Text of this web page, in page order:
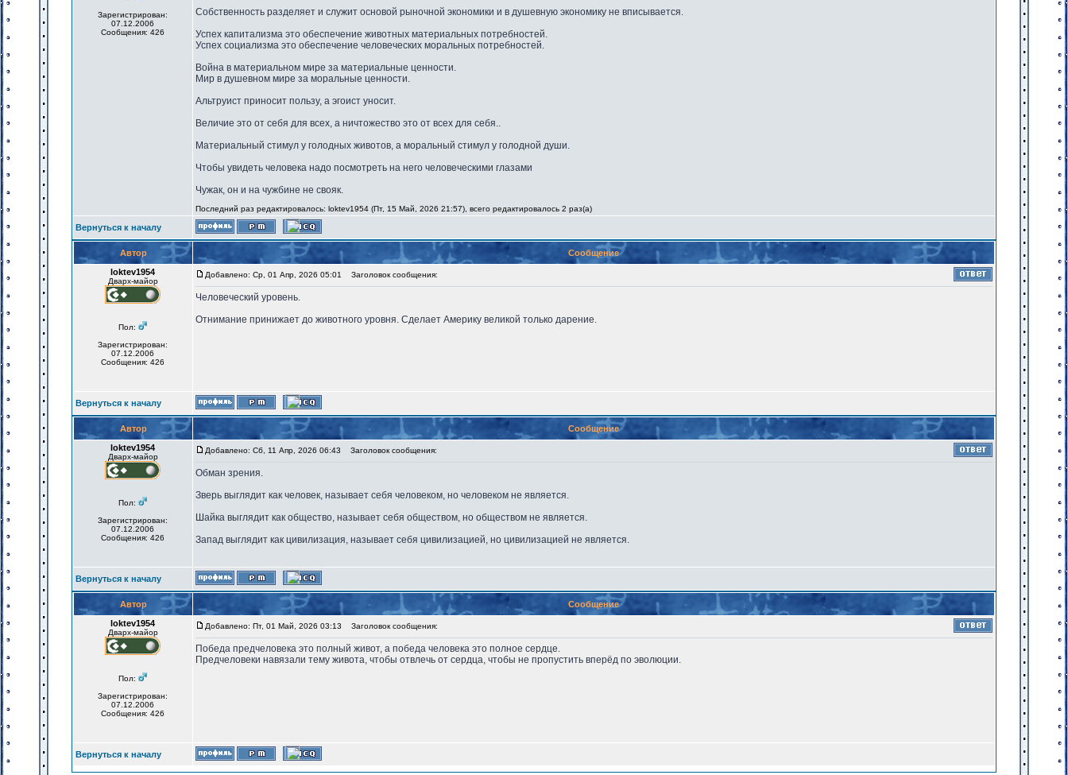
Зарегистрирован:
07.12.2006
Сообщения: 426
Собственность разделяет и служит основой рыночной экономики и в душевную экономику не вписывается.
Успех капитализма это обеспечение животных материальных потребностей.
Успех социализма это обеспечение человеческих моральных потребностей.
Война в материальном мире за материальные ценности.
Мир в душевном мире за моральные ценности.
Альтруист приносит пользу, а эгоист уносит.
Величие это от себя для всех, а ничтожество это от всех для себя..
Материальный стимул у голодных животов, а моральный стимул у голодной души.
Чтобы увидеть человека надо посмотреть на него человеческими глазами
Чужак, он и на чужбине не свояк.
Последний раз редактировалось: loktev1954 (Пт, 15 Май, 2026 21:57), всего редактировалось 2 раз(а)
Вернуться к началу
Автор
Сообщение
loktev1954
Дварх-майор
Пол:
Зарегистрирован:
07.12.2006
Сообщения: 426
Добавлено: Ср, 01 Апр, 2026 05:01 Заголовок сообщения:
Человеческий уровень.
Отнимание принижает до животного уровня. Сделает Америку великой только дарение.
Вернуться к началу
Автор
Сообщение
loktev1954
Дварх-майор
Пол:
Зарегистрирован:
07.12.2006
Сообщения: 426
Добавлено: Сб, 11 Апр, 2026 06:43 Заголовок сообщения:
Обман зрения.
Зверь выглядит как человек, называет себя человеком, но человеком не является.
Шайка выглядит как общество, называет себя обществом, но обществом не является.
Запад выглядит как цивилизация, называет себя цивилизацией, но цивилизацией не является.
Вернуться к началу
Автор
Сообщение
loktev1954
Дварх-майор
Пол:
Зарегистрирован:
07.12.2006
Сообщения: 426
Добавлено: Пт, 01 Май, 2026 03:13 Заголовок сообщения:
Победа предчеловека это полный живот, а победа человека это полное сердце.
Предчеловеки навязали тему живота, чтобы отвлечь от сердца, чтобы не пропустить вперёд по эволюции.
Вернуться к началу